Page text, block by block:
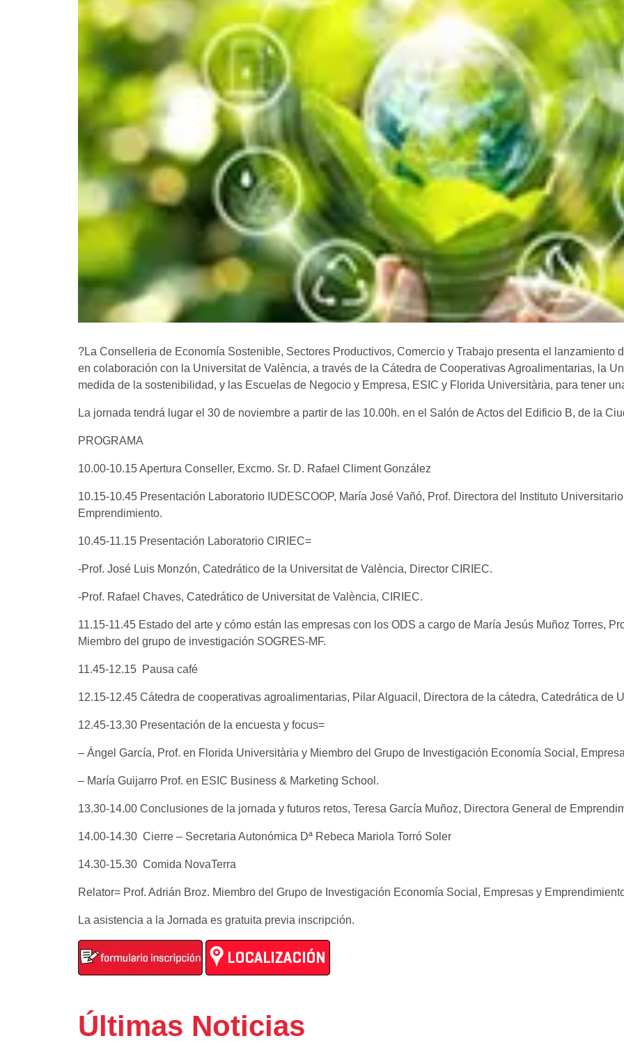
?La Conselleria de Economía Sostenible, Sectores Productivos, Comercio y Trabajo presenta el lanzamiento
en colaboración con la Universitat de València, a través de la Cátedra de Cooperativas Agroalimentarias, la
medida de la sostenibilidad, y las Escuelas de Negocio y Empresa, ESIC y Florida Universitària, para tener
La jornada tendrá lugar el 30 de noviembre a partir de las 10.00h. en el Salón de Actos del Edificio B, de la
PROGRAMA
10.00-10.15 Apertura Conseller, Excmo. Sr. D. Rafael Climent González
10.15-10.45 Presentación Laboratorio IUDESCOOP, María José Vañó, Prof. Directora del Instituto
Emprendimiento.
10.45-11.15 Presentación Laboratorio CIRIEC=
-Prof. José Luis Monzón, Catedrático de la Universitat de València, Director CIRIEC.
-Prof. Rafael Chaves, Catedrático de Universitat de València, CIRIEC.
11.15-11.45 Estado del arte y cómo están las empresas con los ODS a cargo de María Jesús Muñoz Torres,
Miembro del grupo de investigación SOGRES-MF.
11.45-12.15 Pausa café
12.15-12.45 Cátedra de cooperativas agroalimentarias, Pilar Alguacil, Directora de la cátedra, Catedrática de
12.45-13.30 Presentación de la encuesta y focus=
– Ángel García, Prof. en Florida Universitària y Miembro del Grupo de Investigación Economía Social,
– María Guijarro Prof. en ESIC Business & Marketing School.
13.30-14.00 Conclusiones de la jornada y futuros retos, Teresa García Muñoz, Directora General de
14.00-14.30 Cierre – Secretaria Autonómica Dª Rebeca Mariola Torró Soler
14.30-15.30 Comida NovaTerra
Relator= Prof. Adrián Broz. Miembro del Grupo de Investigación Economía Social, Empresas y
La asistencia a la Jornada es gratuita previa inscripción.
Últimas Noticias